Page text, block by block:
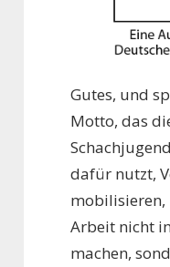
Gutes, und
Motto, das
dafür nutzt,
mobilisieren,
Arbeit nicht
machen,